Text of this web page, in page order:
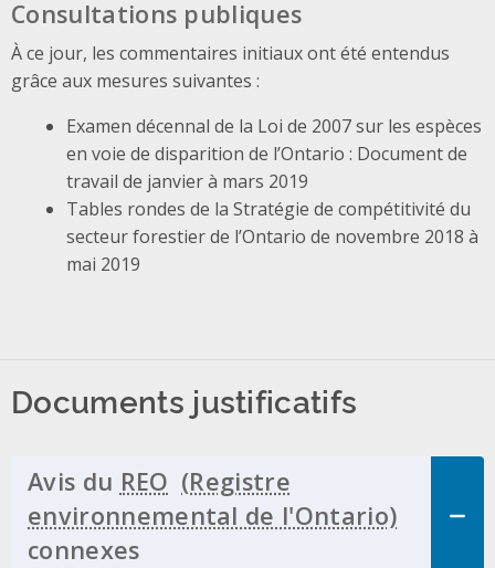
Consultations publiques
À ce jour, les commentaires initiaux ont été entendus
grâce aux mesures suivantes :
Examen décennal de la Loi de 2007 sur les espèces
en voie de disparition de l’Ontario : Document de
travail de janvier à mars 2019
Tables rondes de la Stratégie de compétitivité du
secteur forestier de l’Ontario de novembre 2018 à
mai 2019
Documents justificatifs
Avis du REO
connexes